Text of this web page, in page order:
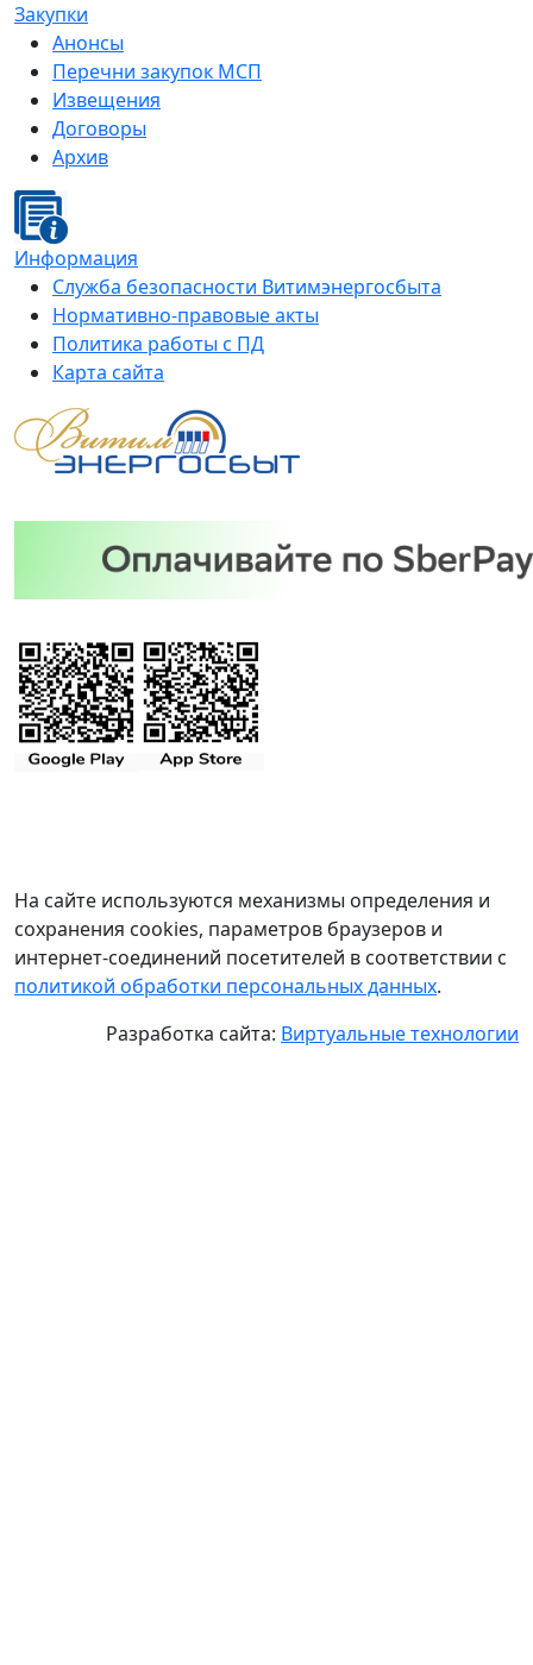
Закупки
Анонсы
Перечни закупок МСП
Извещения
Договоры
Архив
Информация
Служба безопасности Витимэнергосбыта
Нормативно-правовые акты
Политика работы с ПД
Карта сайта
На сайте используются механизмы определения и
сохранения cookies, параметров браузеров и
интернет-соединений посетителей в соответствии с
политикой обработки персональных данных.
Разработка сайта: Виртуальные технологии